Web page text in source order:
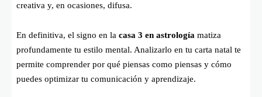
creativa y, en ocasiones, difusa.
En definitiva, el signo en la casa 3 en astrología matiza
profundamente tu estilo mental. Analizarlo en tu carta natal te
permite comprender por qué piensas como piensas y cómo
puedes optimizar tu comunicación y aprendizaje.